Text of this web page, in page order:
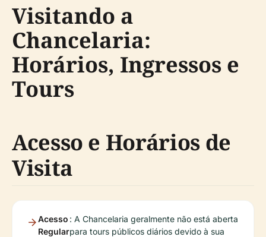
Visitando a
Chancelaria:
Horários, Ingressos e
Tours
Acesso e Horários de
Visita
Acesso
Regular
: A Chancelaria geralmente não está aberta
para tours públicos diários devido à sua